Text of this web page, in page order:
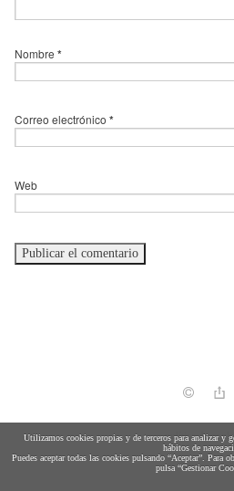
Nombre *
Correo electrónico *
Web
política de
Utilizamos cookies propias y de terceros para analizar y
hábitos de
Puedes aceptar todas las cookies pulsando “Aceptar”. Para
pulsa “Gestionar